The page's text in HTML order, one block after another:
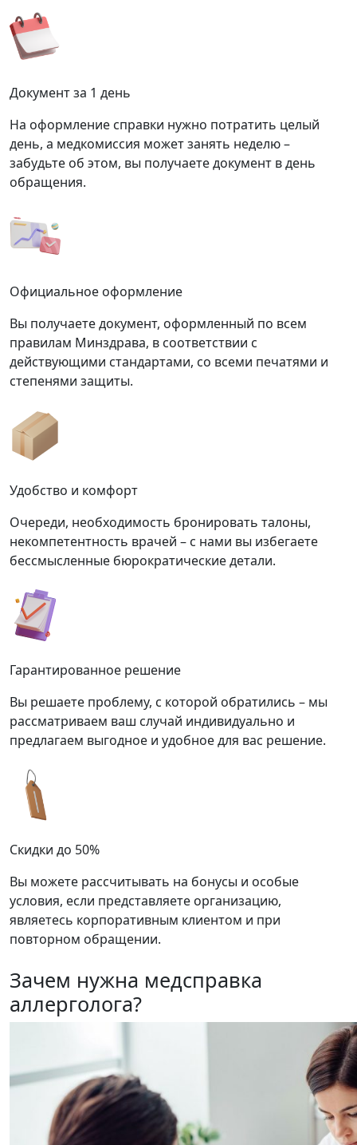
Документ за 1 день
На оформление справки нужно потратить целый
день, а медкомиссия может занять неделю –
забудьте об этом, вы получаете документ в день
обращения.
Официальное оформление
Вы получаете документ, оформленный по всем
правилам Минздрава, в соответствии с
действующими стандартами, со всеми печатями и
степенями защиты.
Удобство и комфорт
Очереди, необходимость бронировать талоны,
некомпетентность врачей – с нами вы избегаете
бессмысленные бюрократические детали.
Гарантированное решение
Вы решаете проблему, с которой обратились – мы
рассматриваем ваш случай индивидуально и
предлагаем выгодное и удобное для вас решение.
Скидки до 50%
Вы можете рассчитывать на бонусы и особые
условия, если представляете организацию,
являетесь корпоративным клиентом и при
повторном обращении.
Зачем нужна медсправка
аллерголога?